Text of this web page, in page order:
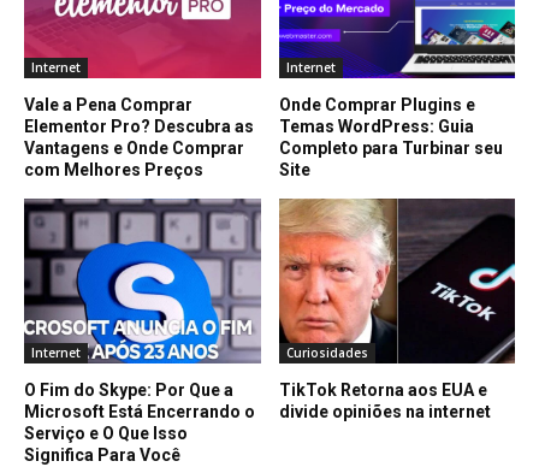
Internet
Vale a Pena Comprar
Elementor Pro? Descubra as
Vantagens e Onde Comprar
com Melhores Preços
Internet
Onde Comprar Plugins e
Temas WordPress: Guia
Completo para Turbinar seu
Site
Internet
O Fim do Skype: Por Que a
Microsoft Está Encerrando o
Serviço e O Que Isso
Significa Para Você
Curiosidades
TikTok Retorna aos EUA e
divide opiniões na internet